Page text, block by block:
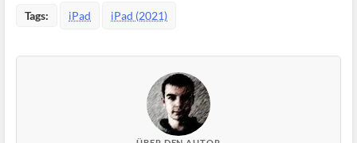
Tags: iPad iPad (2021)